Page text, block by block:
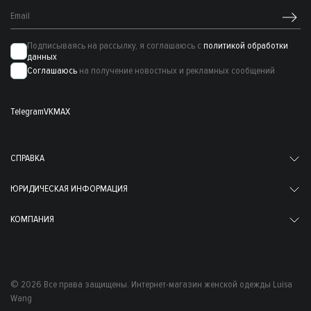
Подписываясь на рассылку, я соглашаюсь с политикой обработки
данных
Соглашаюсь на получение новостных и рекламных сообщений
TelegramVKMAX
СПРАВКА
ЮРИДИЧЕСКАЯ ИНФОРМАЦИЯ
КОМПАНИЯ
© 2026 Все права защищены. Интернет-магазин женской одежды Luisa
Wang